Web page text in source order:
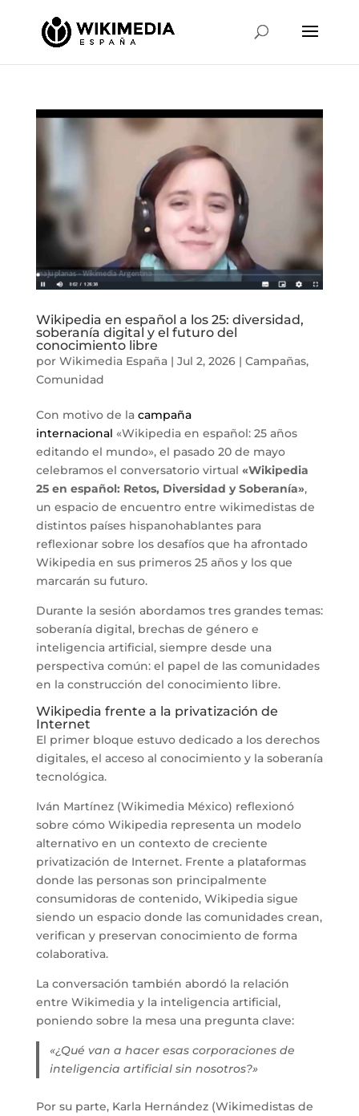
Wikipedia en español a los 25: diversidad,
soberanía digital y el futuro del
conocimiento libre
por Wikimedia España| Jul 2, 2026| Campañas,
Comunidad
Con motivo de la campaña
internacional «Wikipedia en español: 25 años
editando el mundo», el pasado 20 de mayo
celebramos el conversatorio virtual «Wikipedia
25 en español: Retos, Diversidad y Soberanía»,
un espacio de encuentro entre wikimedistas de
distintos países hispanohablantes para
reflexionar sobre los desafíos que ha afrontado
Wikipedia en sus primeros 25 años y los que
marcarán su futuro.
Durante la sesión abordamos tres grandes temas:
soberanía digital, brechas de género e
inteligencia artificial, siempre desde una
perspectiva común: el papel de las comunidades
en la construcción del conocimiento libre.
Wikipedia frente a la privatización de
Internet
El primer bloque estuvo dedicado a los derechos
digitales, el acceso al conocimiento y la soberanía
tecnológica.
Iván Martínez (Wikimedia México) reflexionó
sobre cómo Wikipedia representa un modelo
alternativo en un contexto de creciente
privatización de Internet. Frente a plataformas
donde las personas son principalmente
consumidoras de contenido, Wikipedia sigue
siendo un espacio donde las comunidades crean,
verifican y preservan conocimiento de forma
colaborativa.
La conversación también abordó la relación
entre Wikimedia y la inteligencia artificial,
poniendo sobre la mesa una pregunta clave:
«¿Qué van a hacer esas corporaciones de
inteligencia artificial sin nosotros?»
Por su parte, Karla Hernández (Wikimedistas de